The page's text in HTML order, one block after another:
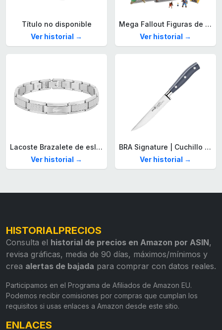
Título no disponible
Ver historial →
Mega Fallout Figuras de acción y Juguetes de construcción, Parada de Camiones Red Rocket con 824 Piezas, 2 Personajes articulados y Accesorios, para coleccionistas, HXT00
Ver historial →
Lacoste Brazalete de eslabón para Hombre Colección STENCIL de Acero inoxidable
Ver historial →
BRA Signature | Cuchillo tomatero 120 mm, Acero Inoxidable alemán forjado con Molibdeno Vanadio, Mango Remachado ABS, Diseño Ergonómico, Hoja 1,6 mm espesor
Ver historial →
HISTORIALPRECIOS
Consulta el historial de precios en Amazon por ASIN,
revisa gráficas, media de 90 días, máximos/mínimos y
crea alertas de bajada para comprar con datos reales.
Participamos en el Programa de Afiliados de Amazon EU.
Podemos recibir comisiones por compras que cumplan los
requisitos si usas enlaces a Amazon desde este sitio.
ENLACES